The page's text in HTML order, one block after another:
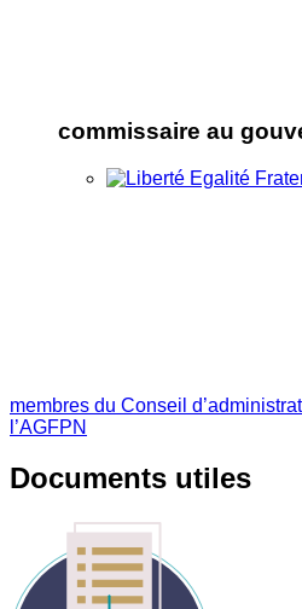
commissaire au
membres du Conseil
l’AGFPN
Documents utiles